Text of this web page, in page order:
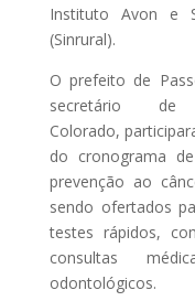
Instituto Avon e
(Sinrural).
O prefeito de
secretário de
Colorado,
do cronograma
prevenção ao
sendo ofertados
testes rápidos,
consultas
odontológicos.